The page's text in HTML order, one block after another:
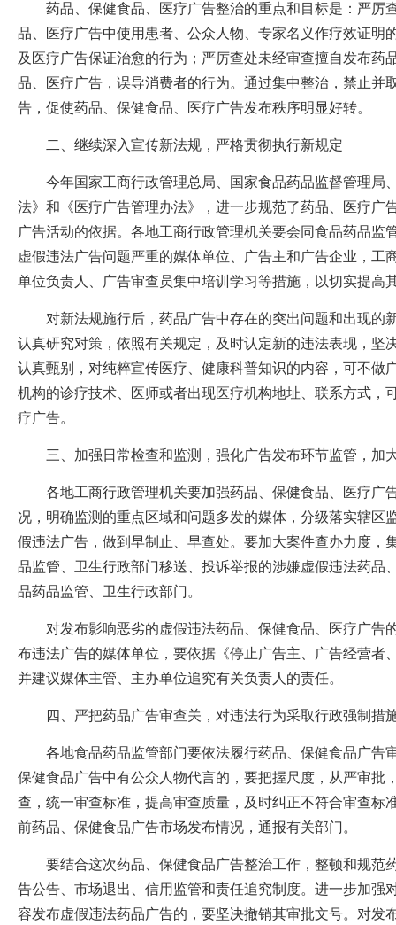
药品、保健食品、医疗广告整治的重点和目标是：严厉
品、医疗广告中使用患者、公众人物、专家名义作疗效证
及医疗广告保证治愈的行为；严厉查处未经审查擅自发布
品、医疗广告，误导消费者的行为。通过集中整治，禁止
告，促使药品、保健食品、医疗广告发布秩序明显好转。
二、继续深入宣传新法规，严格贯彻执行新规定
今年国家工商行政管理总局、国家食品药品监督管理局
法》和《医疗广告管理办法》，进一步规范了药品、医疗
广告活动的依据。各地工商行政管理机关要会同食品药品
虚假违法广告问题严重的媒体单位、广告主和广告企业，
单位负责人、广告审查员集中培训学习等措施，以切实提高
对新法规施行后，药品广告中存在的突出问题和出现的
认真研究对策，依照有关规定，及时认定新的违法表现，坚
认真甄别，对纯粹宣传医疗、健康科普知识的内容，可不
机构的诊疗技术、医师或者出现医疗机构地址、联系方式
疗广告。
三、加强日常检查和监测，强化广告发布环节监管，加
各地工商行政管理机关要加强药品、保健食品、医疗广
况，明确监测的重点区域和问题多发的媒体，分级落实辖
假违法广告，做到早制止、早查处。要加大案件查办力度
品监管、卫生行政部门移送、投诉举报的涉嫌虚假违法药
品药品监管、卫生行政部门。
对发布影响恶劣的虚假违法药品、保健食品、医疗广告
布违法广告的媒体单位，要依据《停止广告主、广告经营
并建议媒体主管、主办单位追究有关负责人的责任。
四、严把药品广告审查关，对违法行为采取行政强制措
各地食品药品监管部门要依法履行药品、保健食品广告
保健食品广告中有公众人物代言的，要把握尺度，从严审
查，统一审查标准，提高审查质量，及时纠正不符合审查
前药品、保健食品广告市场发布情况，通报有关部门。
要结合这次药品、保健食品广告整治工作，整顿和规范
告公告、市场退出、信用监管和责任追究制度。进一步加
容发布虚假违法药品广告的，要坚决撤销其审批文号。对